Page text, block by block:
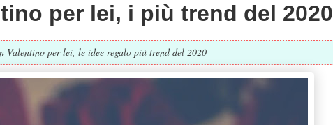
per lei, i più trend del 2020
Valentino per lei, le idee regalo più trend del 2020